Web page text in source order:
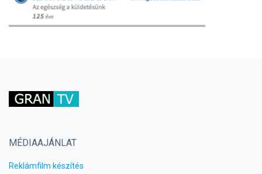
MÉDIAAJÁNLAT
Reklámfilm készítés